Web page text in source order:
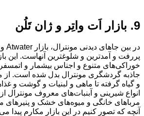
9. بازار اَت‌ واتِر و ژان تَلُن
پررفت‌ و آمدترین و شلوغترین آنهاست. این
خوراکی‌های متنوع و اجناس بیشمار و اتمسفر
جاذبه گردشگری مونترال بدل شده است. از
و گیاه گرفته تا ماهی و لبنیات و گوشت و
انواع شیرینی‌ و آبنبات‌های معروف مونترال
مرباهای خانگی و میوه‌های خشک‌ و
آنچه که تصور کنیم در این بازار مکارم پیدا